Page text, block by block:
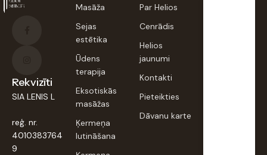
Rekvizīti
SIA LENIS L
reģ. nr.
4010383764
9
Masāža
Sejas
estētika
Ūdens
terapija
Eksotiskās
masāžas
Ķermeņa
lutināšana
Par Helios
Cenrādis
Helios
jaunumi
Kontakti
Pieteikties
Dāvanu karte